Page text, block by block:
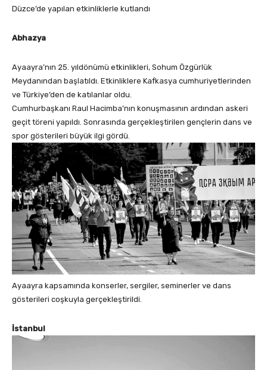
Düzce’de yapılan etkinliklerle kutlandı
Abhazya
Ayaayra’nın 25. yıldönümü etkinlikleri, Sohum Özgürlük
Meydanından başlatıldı. Etkinliklere Kafkasya cumhuriyetlerinden
ve Türkiye’den de katılanlar oldu.
Cumhurbaşkanı Raul Hacimba’nın konuşmasının ardından askeri
geçit töreni yapıldı. Sonrasında gerçekleştirilen gençlerin dans ve
spor gösterileri büyük ilgi gördü.
Ayaayra kapsamında konserler, sergiler, seminerler ve dans
gösterileri coşkuyla gerçekleştirildi.
İstanbul